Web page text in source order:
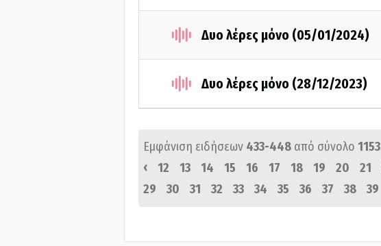
Δυο λέρες μόνο (05/01/2024)
Δυο λέρες μόνο (28/12/2023)
Εμφάνιση ειδήσεων 433-448 από σύνολο 1153
‹
12 13 14 15 16 17 18 19 20 21
29
30 31 32 33 34 35 36 37 38 39